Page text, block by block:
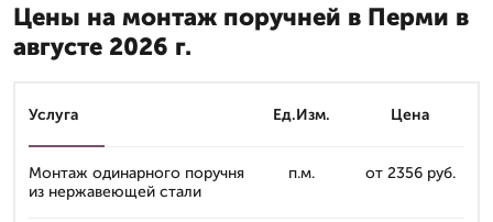
Цены на монтаж поручней в Перми в
августе 2026 г.
Услуга Ед.Изм. Цена
Монтаж одинарного поручня
из нержавеющей стали
п.м. от 2356 руб.